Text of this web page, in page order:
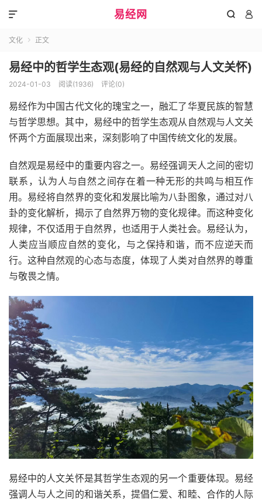
易经网  

文化  正文
易经中的哲学生态观(易经的自然观与人文关怀)
2024-01-03 阅读(1936) 评论(0)
易经作为中国古代文化的瑰宝之一，融汇了华夏民族的智慧
与哲学思想。其中，易经中的哲学生态观从自然观与人文关
怀两个方面展现出来，深刻影响了中国传统文化的发展。
自然观是易经中的重要内容之一。易经强调天人之间的密切
联系，认为人与自然之间存在着一种无形的共鸣与相互作
用。易经将自然界的变化和发展比喻为八卦图象，通过对八
卦的变化解析，揭示了自然界万物的变化规律。而这种变化
规律，不仅适用于自然界，也适用于人类社会。易经认为，
人类应当顺应自然的变化，与之保持和谐，而不应逆天而
行。这种自然观的心态与态度，体现了人类对自然界的尊重
与敬畏之情。
易经中的人文关怀是其哲学生态观的另一个重要体现。易经
强调人与人之间的和谐关系，提倡仁爱、和睦、合作的人际